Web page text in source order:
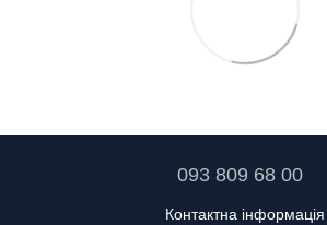
093 809 68 00
Контактна інформація